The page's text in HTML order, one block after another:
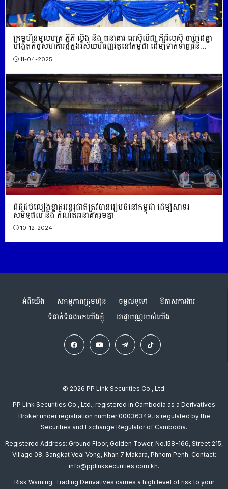
ក្រុមហ៊ុន​មូលបត្រ ភីភី លីង និង ធនាគារ អេស៊ីលីដា ភីអិលស៊ី ចាប់ដៃគ្នា
បង្កើតកិច្ចសហការថ្មីក្នុងវិស័យហិរញ្ញវត្ថុនៅកម្ពុជា ដើម្បីទាក់ទាញវិនិ
យោគិនបរទេស
11-04-2025
ពិធីជប់លៀងខ្នាតអន្តរជាតិត្រូវបានរៀបចំនៅកម្ពុជា ដើម្បីសាទរ
សមិទ្ធផល និង កំណត់អនាគតរួមគ្នា
10-12-2024
អំពីយើង សកម្មភាពក្រុមហ៊ុន ចម្ងល់ទូទៅ
ឱកាសការងារ
ទំនាក់ទំនងមកយើងខ្ញុំ
អាជ្ញាបណ្ណរបស់យើង
© 2026 PP Link Securities Co., Ltd.
PP Link Securities Co., Ltd., registered in Cambodia as a Derivatives
Broker under registration number 00036349, is regulated by the
Securities and Exchange Regulator of Cambodia.
Registered Address: Ground Floor, Golden Tower, No.158-166, Street 215,
Village 08, Sangkat Veal Vong, Khan 7 Makara, Phnom Penh. Contact:
info@pplinksecurities.com.kh.
Risk Warning: Trading Derivatives carries a high level of risk to your